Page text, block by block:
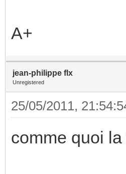
A+
jean-philippe flx
Unregistered
25/05/2011,
comme quoi